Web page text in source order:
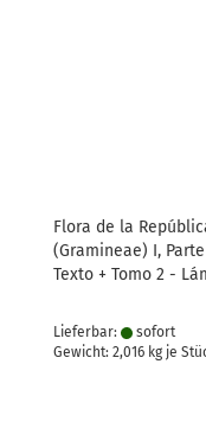
Flora de la
(Gramineae) I,
Texto + Tomo 2 -
Lieferbar:
sofort
Gewicht: 2,016 kg je